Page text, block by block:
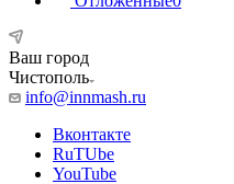
Ваш город
Чистополь
info@innmash.ru
Вконтакте
RuTUbe
YouTube